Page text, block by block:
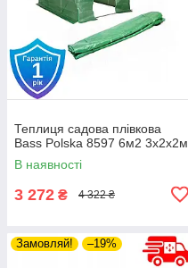
Теплиця садова плівкова
Bass Polska 8597 6м2 3х2х2м
В наявності
3 272 ₴ 4 322 ₴
Замовляй! –19%